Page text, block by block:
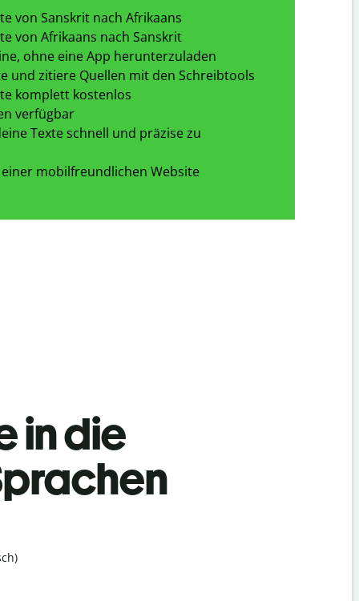
von Sanskrit nach Afrikaans
von Afrikaans nach Sanskrit
ohne eine App herunterzuladen
und zitiere Quellen mit den Schreibtools
komplett kostenlos
verfügbar
Texte schnell und präzise zu
mobilfreundlichen Website
in die